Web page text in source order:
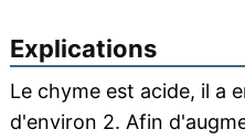
Explications
Le chyme est acide, il a
d'environ 2. Afin